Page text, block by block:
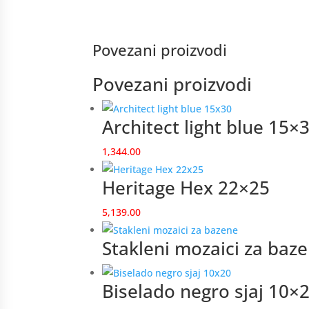
Povezani proizvodi
Povezani proizvodi
Architect light blue
1,344.00
Heritage Hex 22×25
5,139.00
Stakleni mozaici za
Biselado negro sjaj